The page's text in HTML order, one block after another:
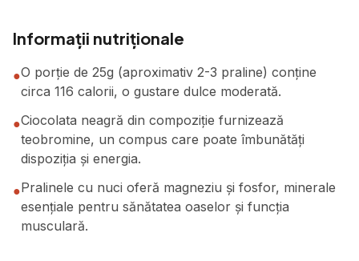
Informații nutriționale
●O porție de 25g (aproximativ 2-3 praline) conține
circa 116 calorii, o gustare dulce moderată.
●Ciocolata neagră din compoziție furnizează
teobromine, un compus care poate îmbunătăți
dispoziția și energia.
●Pralinele cu nuci oferă magneziu și fosfor, minerale
esențiale pentru sănătatea oaselor și funcția
musculară.